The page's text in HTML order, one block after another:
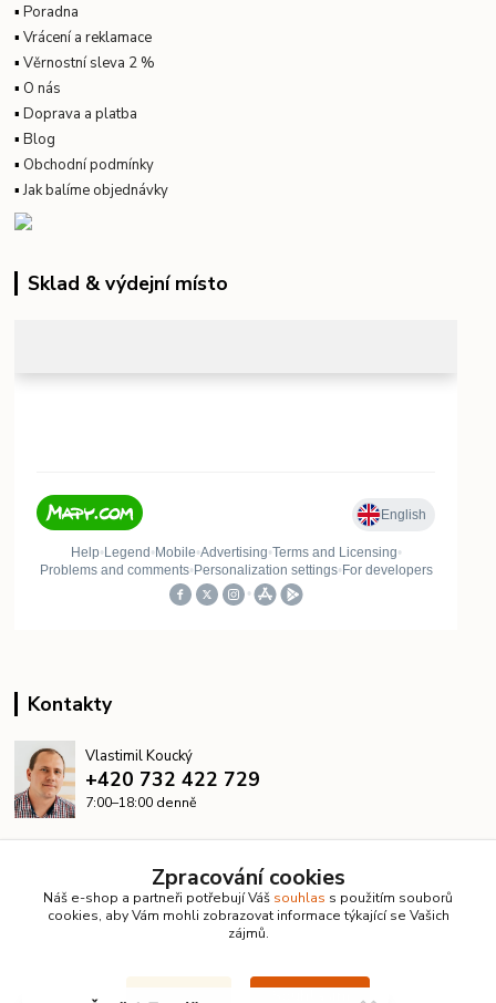
▪Poradna
▪Vrácení a reklamace
▪Věrnostní sleva 2 %
▪ O nás
▪Doprava a platba
▪Blog
▪ Obchodní podmínky
▪Jak balíme objednávky
Sklad & výdejní místo
Kontakty
Vlastimil Koucký
+420 732 422 729
7:00–18:00 denně
Zpracování cookies
Náš e-shop a partneři potřebují Váš souhlas s použitím souborů
cookies, aby Vám mohli zobrazovat informace týkající se Vašich
zájmů.